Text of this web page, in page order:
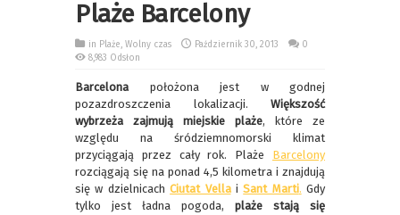
Plaże Barcelony
in Plaże, Wolny czas Październik 30, 2013
0
8,983 Odsłon
Barcelona położona jest w godnej
pozazdroszczenia lokalizacji. Większość
wybrzeża zajmują miejskie plaże, które ze
względu na śródziemnomorski klimat
przyciągają przez cały rok. Plaże Barcelony
rozciągają się na ponad 4,5 kilometra i znajdują
się w dzielnicachCiutat VellaiSant Marti. Gdy
tylko jest ładna pogoda, plaże stają się